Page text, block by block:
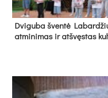
Dvi­gu­ba šven­tė
at­mi­ni­mas ir at­švęs­tas